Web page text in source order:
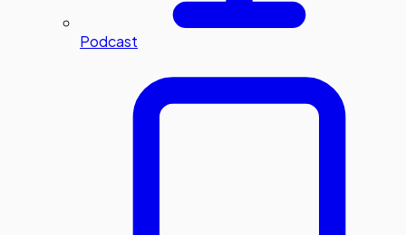
Podcast